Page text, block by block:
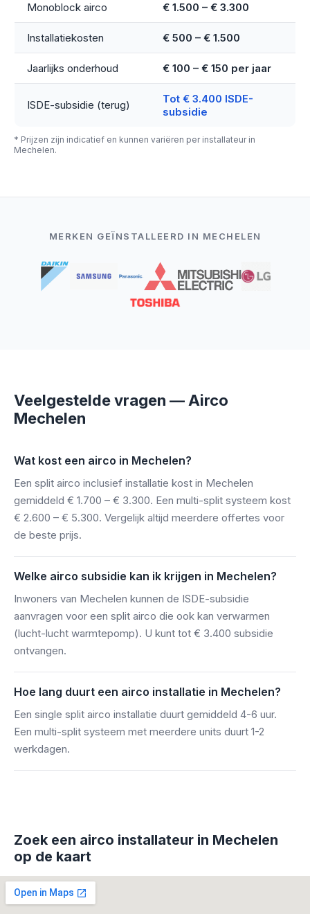
Monoblock airco € 1.500 – € 3.300
Installatiekosten € 500 – € 1.500
Jaarlijks onderhoud € 100 – € 150 per jaar
ISDE-subsidie (terug)
Tot € 3.400 ISDE-
subsidie
* Prijzen zijn indicatief en kunnen variëren per installateur in
Mechelen.
MERKEN GEÏNSTALLEERD IN MECHELEN
Veelgestelde vragen — Airco
Mechelen
Wat kost een airco in Mechelen?
Een split airco inclusief installatie kost in Mechelen
gemiddeld € 1.700 – € 3.300. Een multi-split systeem kost
€ 2.600 – € 5.300. Vergelijk altijd meerdere offertes voor
de beste prijs.
Welke airco subsidie kan ik krijgen in Mechelen?
Inwoners van Mechelen kunnen de ISDE-subsidie
aanvragen voor een split airco die ook kan verwarmen
(lucht-lucht warmtepomp). U kunt tot € 3.400 subsidie
ontvangen.
Hoe lang duurt een airco installatie in Mechelen?
Een single split airco installatie duurt gemiddeld 4-6 uur.
Een multi-split systeem met meerdere units duurt 1-2
werkdagen.
Zoek een airco installateur in Mechelen
op de kaart